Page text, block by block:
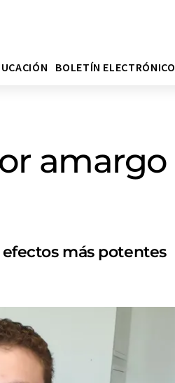
BOLETÍN ELECTRÓNICO
amargo
más potentes